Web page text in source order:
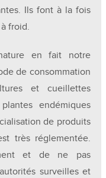
Ils font à la fois
froid.
en fait notre
de consommation
et cueillettes
endémiques
de produits
très réglementée.
et de ne pas
surveilles et